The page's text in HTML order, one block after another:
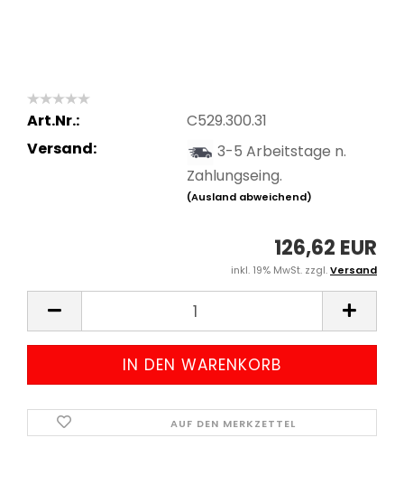
Art.Nr.:
C529.300.31
Versand:
3-5 Arbeitstage n.
Zahlungseing.
(Ausland abweichend)
126,62 EUR
inkl. 19% MwSt. zzgl.Versand
AUF DEN MERKZETTEL